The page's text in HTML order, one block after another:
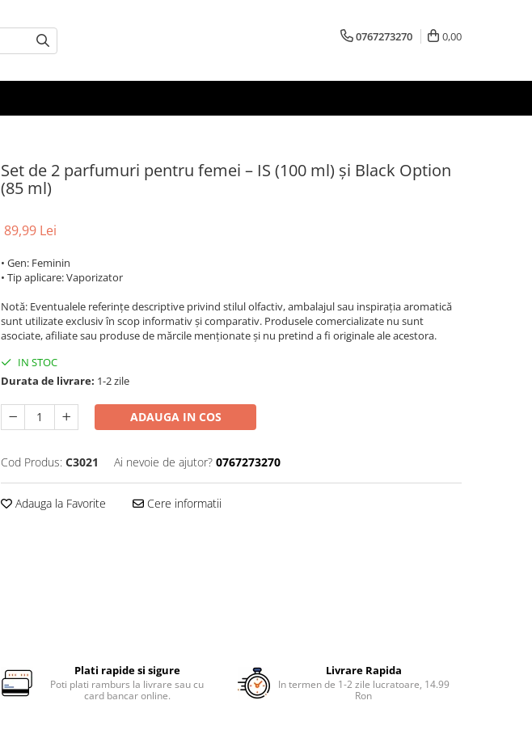
0767273270 0,00
Set de 2 parfumuri pentru femei – IS (100 ml) și Black Option
(85 ml)
89,99 Lei
• Gen: Feminin
• Tip aplicare: Vaporizator
Notă: Eventualele referințe descriptive privind stilul olfactiv, ambalajul sau inspirația aromatică
sunt utilizate exclusiv în scop informativ și comparativ. Produsele comercializate nu sunt
asociate, afiliate sau produse de mărcile menționate și nu pretind a fi originale ale acestora.
IN STOC
Durata de livrare: 1-2 zile
ADAUGA IN COS
Cod Produs: C3021 Ai nevoie de ajutor? 0767273270
Adauga la Favorite Cere informatii
Plati rapide si sigure
Poti plati ramburs la livrare sau cu
card bancar online.
Livrare Rapida
In termen de 1-2 zile lucratoare, 14.99
Ron